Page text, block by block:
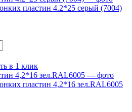
пластин 4.2*25 серый (7004)
пластин 4,2*16 зел.RAL6005